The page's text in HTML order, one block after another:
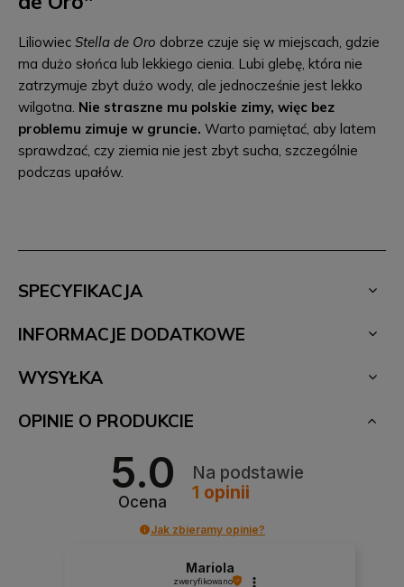
Liliowiec Stella de Oro dobrze czuje się w miejscach, gdzie
ma dużo słońca lub lekkiego cienia. Lubi glebę, która nie
zatrzymuje zbyt dużo wody, ale jednocześnie jest lekko
wilgotna. Nie straszne mu polskie zimy, więc bez
problemu zimuje w gruncie. Warto pamiętać, aby latem
sprawdzać, czy ziemia nie jest zbyt sucha, szczególnie
podczas upałów.
SPECYFIKACJA
INFORMACJE DODATKOWE
WYSYŁKA
OPINIE O PRODUKCIE
5.0
Ocena
Na podstawie
1 opinii
Jak zbieramy opinie?
Mariola
zweryfikowano